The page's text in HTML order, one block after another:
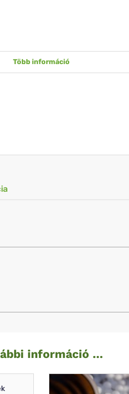
Több információ
információ ...